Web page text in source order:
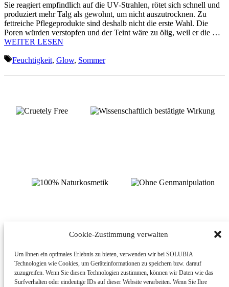
Cookie-Zustimmung verwalten
Um Ihnen ein optimales Erlebnis zu bieten, verwenden wir bei SOLUBIA
Technologien wie Cookies, um Geräteinformationen zu speichern bzw. darauf
zuzugreifen. Wenn Sie diesen Technologien zustimmen, können wir Daten wie das
Surfverhalten oder eindeutige IDs auf dieser Website verarbeiten. Wenn Sie Ihre
Sie reagiert empfindlich auf die UV-Strahlen, rötet sich schnell und
produziert mehr Talg als gewohnt, um nicht auszutrocknen. Zu
fettreiche Pflegeprodukte sind deshalb nicht die erste Wahl. Die
Poren würden verstopfen und der Teint wäre zu ölig, weil er die …
WEITER LESEN
Schlagwörter
Feuchtigkeit, Glow, Sommer
© MEDI CINE GMBH, 2020
KONTAKT
IMPRESSUM